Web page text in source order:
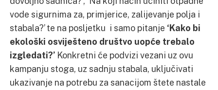
vode sigurnima za, primjerice, zalijevanje polja i
stabala?’ te na posljetku i samo pitanje ‘Kako bi
ekološki osviješteno društvo uopće trebalo
izgledati?’ Konkretni će podvizi vezani uz ovu
kampanju stoga, uz sadnju stabala, uključivati
ukazivanje na potrebu za sanacijom štete nastale